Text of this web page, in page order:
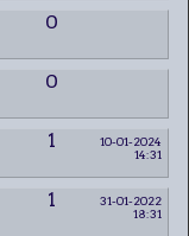
0
0
1
10-01-2024
14:31
1
31-01-2022
18:31